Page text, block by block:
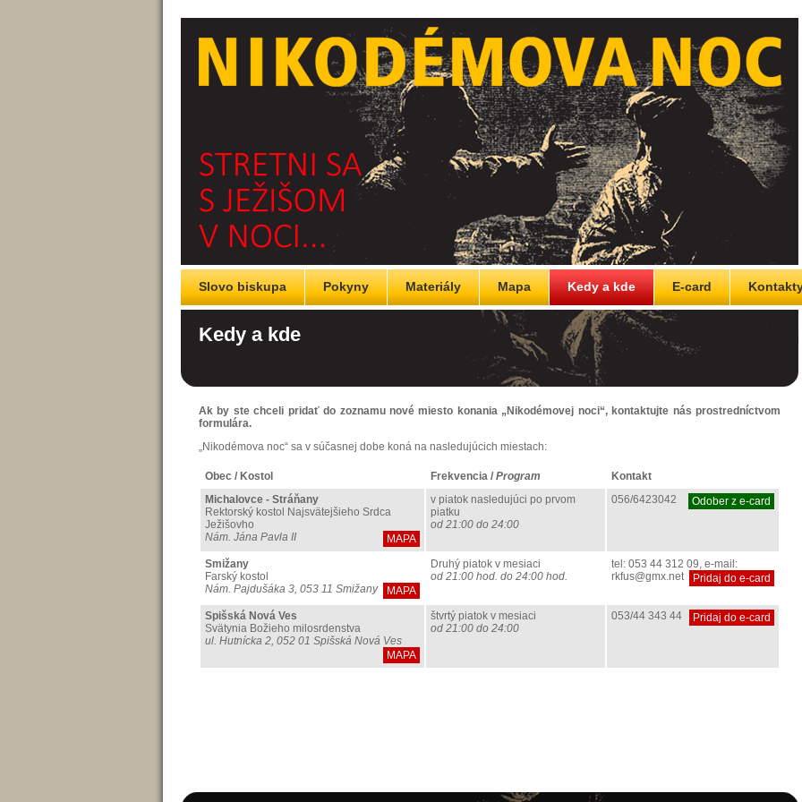
Slovo biskupa Pokyny Materiály Mapa Kedy a kde E-card
Kedy a kde
Ak by ste chceli pridať do zoznamu nové miesto konania „Nikodémovej noci“, kontaktujte nás prostredníctvom
formulára.
„Nikodémova noc“ sa v súčasnej dobe koná na nasledujúcich miestach:
Obec / Kostol Frekvencia / Program
Kontakt
Michalovce - Stráňany
Rektorský kostol Najsvätejšieho Srdca
Ježišovho
Nám. Jána Pavla II
MAPA
v piatok nasledujúci po prvom
piatku
od 21:00 do 24:00
056/6423042 Odober z e-card
Smižany
Farský kostol
Nám. Pajdušáka 3, 053 11 Smižany
MAPA
Druhý piatok v mesiaci
od 21:00 hod. do 24:00 hod.
tel: 053 44 312 09, e-mail:
rkfus@gmx.net
Pridaj do e-card
Spišská Nová Ves
Svätynia Božieho milosrdenstva
ul. Hutnícka 2, 052 01 Spišská Nová Ves
MAPA
štvrtý piatok v mesiaci
od 21:00 do 24:00
053/44 343 44 Pridaj do e-card